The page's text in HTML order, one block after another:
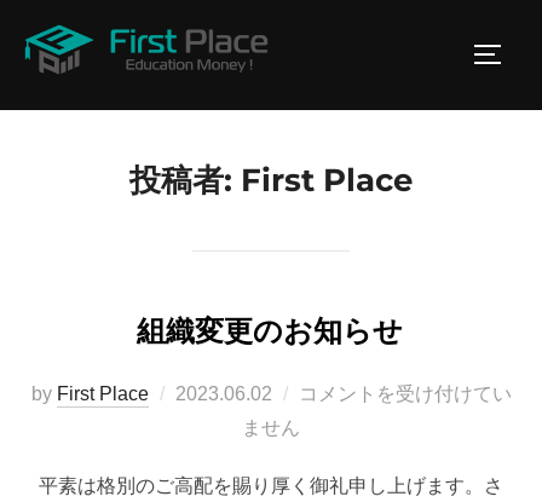
ン
投稿者: First Place
組織変更のお知らせ
by First Place
投
2023.06.02
コメントを受け付けてい
ません
平素は格別のご高配を賜り厚く御礼申し上げます。さ